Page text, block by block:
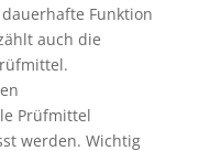
Funktion
auch die
Prüfmittel
werden. Wichtig